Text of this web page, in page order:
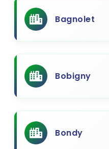
Bagnolet
Bobigny
Bondy